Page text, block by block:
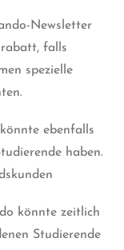
Newsletter
falls
spezielle
ebenfalls
haben.
könnte zeitlich
Studierende